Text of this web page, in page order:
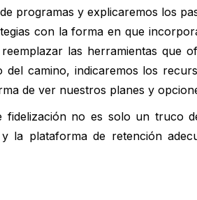
programas y explicaremos los
con la forma en que
las herramientas que
camino, indicaremos los
de ver nuestros planes y
no es solo un truco
la plataforma de retención